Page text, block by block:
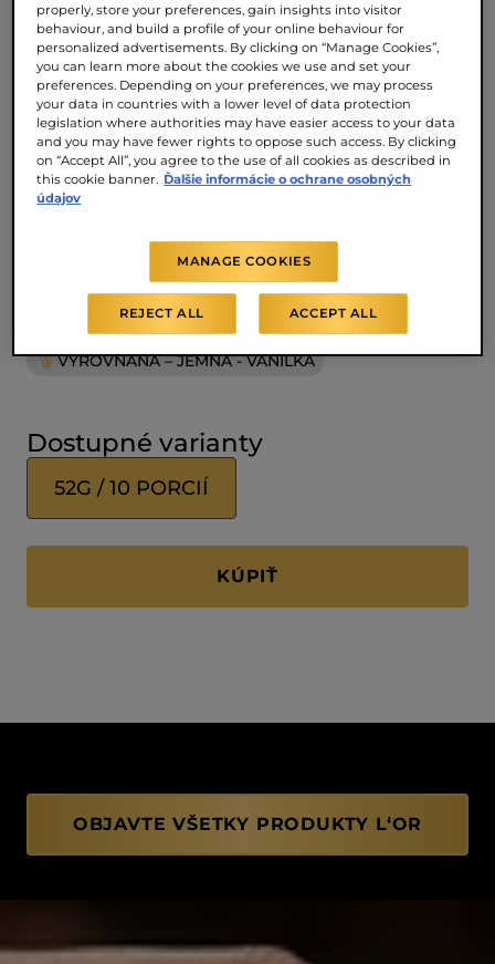
výraznou chuťou drží krok s profilom
praženého espressa. Kapsuly L'OR s
prírodnou vanilkovou príchuťou sú ideálne
ako základ pre čierne espresso, akékoľvek
latte, hodvábne cappuccino alebo latte
macchiato.
Zmes vytvorená kávovými umelcami L‘OR.
INTENZITA5
VYROVNANÁ – JEMNÁ - VANILKA
Dostupné varianty
52G / 10 PORCIÍ
KÚPIŤ
OBJAVTE VŠETKY PRODUKTY L‘OR
properly, store your preferences, gain insights into visitor
behaviour, and build a profile of your online behaviour for
personalized advertisements. By clicking on “Manage Cookies”,
you can learn more about the cookies we use and set your
preferences. Depending on your preferences, we may process
your data in countries with a lower level of data protection
legislation where authorities may have easier access to your data
and you may have fewer rights to oppose such access. By clicking
on “Accept All”, you agree to the use of all cookies as described in
this cookie banner. Ďalšie informácie o ochrane osobných
údajov
MANAGE COOKIES
REJECT ALL ACCEPT ALL